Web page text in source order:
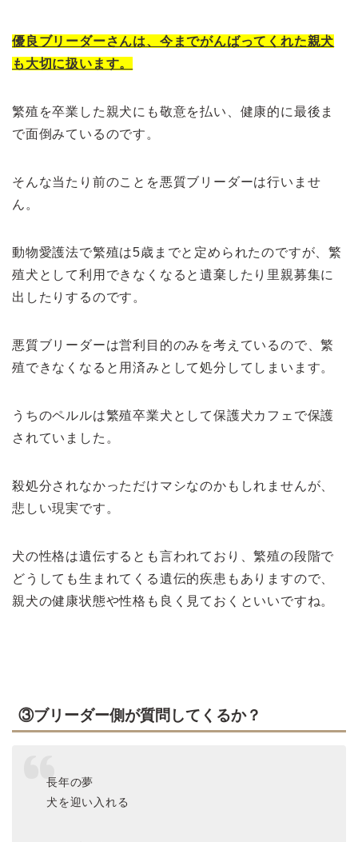
優良ブリーダーさんは、今までがんばってくれた親犬
も大切に扱います。
繁殖を卒業した親犬にも敬意を払い、健康的に最後ま
で面倒みているのです。
そんな当たり前のことを悪質ブリーダーは行いませ
ん。
動物愛護法で繁殖は5歳までと定められたのですが、繁
殖犬として利用できなくなると遺棄したり里親募集に
出したりするのです。
悪質ブリーダーは営利目的のみを考えているので、繁
殖できなくなると用済みとして処分してしまいます。
うちのペルルは繁殖卒業犬として保護犬カフェで保護
されていました。
殺処分されなかっただけマシなのかもしれませんが、
悲しい現実です。
犬の性格は遺伝するとも言われており、繁殖の段階で
どうしても生まれてくる遺伝的疾患もありますので、
親犬の健康状態や性格も良く見ておくといいですね。
③ブリーダー側が質問してくるか？
長年の夢
犬を迎い入れる